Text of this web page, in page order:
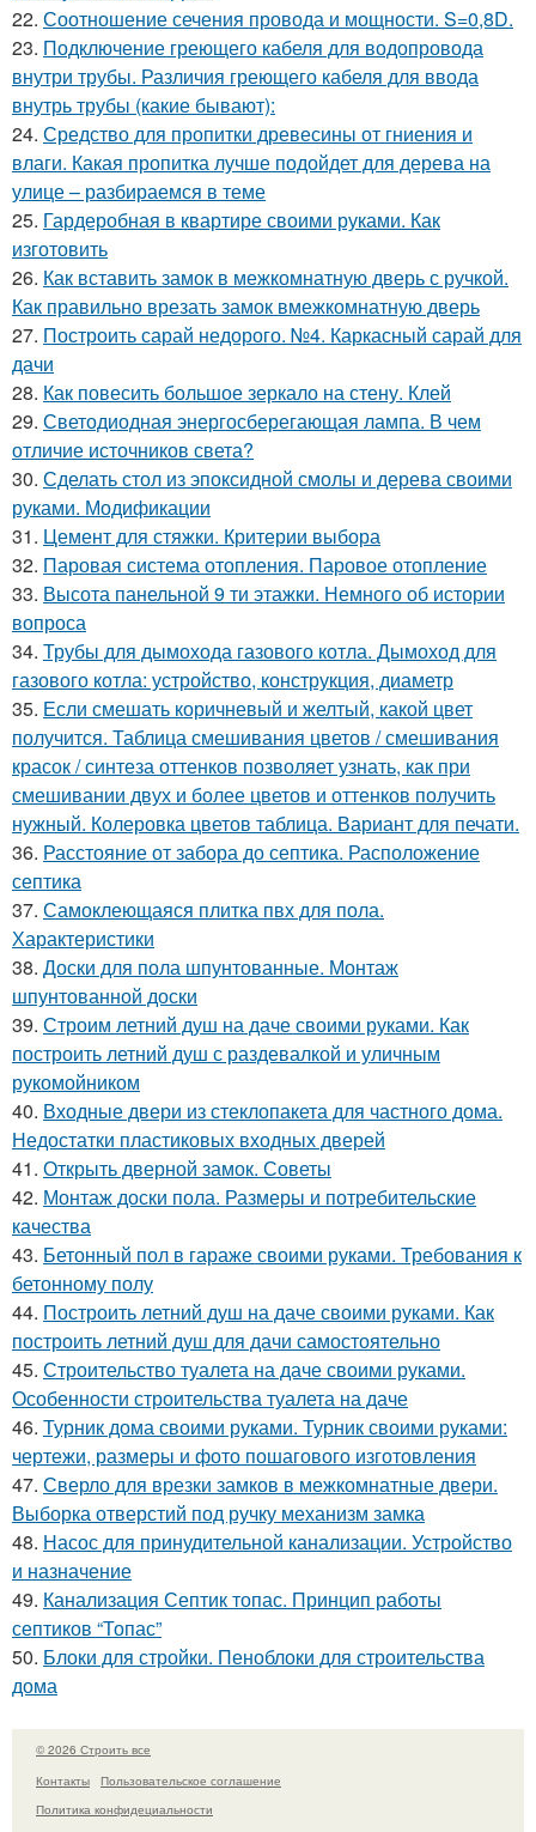
22. Соотношение сечения провода и мощности. S=0,8D.
23. Подключение греющего кабеля для водопровода
внутри трубы. Различия греющего кабеля для ввода
внутрь трубы (какие бывают):
24. Средство для пропитки древесины от гниения и
влаги. Какая пропитка лучше подойдет для дерева на
улице – разбираемся в теме
25. Гардеробная в квартире своими руками. Как
изготовить
26. Как вставить замок в межкомнатную дверь с ручкой.
Как правильно врезать замок вмежкомнатную дверь
27. Построить сарай недорого. №4. Каркасный сарай для
дачи
28. Как повесить большое зеркало на стену. Клей
29. Светодиодная энергосберегающая лампа. В чем
отличие источников света?
30. Сделать стол из эпоксидной смолы и дерева своими
руками. Модификации
31. Цемент для стяжки. Критерии выбора
32. Паровая система отопления. Паровое отопление
33. Высота панельной 9 ти этажки. Немного об истории
вопроса
34. Трубы для дымохода газового котла. Дымоход для
газового котла: устройство, конструкция, диаметр
35. Если смешать коричневый и желтый, какой цвет
получится. Таблица смешивания цветов / смешивания
красок / синтеза оттенков позволяет узнать, как при
смешивании двух и более цветов и оттенков получить
нужный. Колеровка цветов таблица. Вариант для печати.
36. Расстояние от забора до септика. Расположение
септика
37. Самоклеющаяся плитка пвх для пола.
Характеристики
38. Доски для пола шпунтованные. Монтаж
шпунтованной доски
39. Строим летний душ на даче своими руками. Как
построить летний душ с раздевалкой и уличным
рукомойником
40. Входные двери из стеклопакета для частного дома.
Недостатки пластиковых входных дверей
41. Открыть дверной замок. Советы
42. Монтаж доски пола. Размеры и потребительские
качества
43. Бетонный пол в гараже своими руками. Требования к
бетонному полу
44. Построить летний душ на даче своими руками. Как
построить летний душ для дачи самостоятельно
45. Строительство туалета на даче своими руками.
Особенности строительства туалета на даче
46. Турник дома своими руками. Турник своими руками:
чертежи, размеры и фото пошагового изготовления
47. Сверло для врезки замков в межкомнатные двери.
Выборка отверстий под ручку механизм замка
48. Насос для принудительной канализации. Устройство
и назначение
49. Канализация Септик топас. Принцип работы
септиков “Топас”
50. Блоки для стройки. Пеноблоки для строительства
дома
© 2026 Строить все
Контакты
Пользовательское соглашение
Политика конфидециальности